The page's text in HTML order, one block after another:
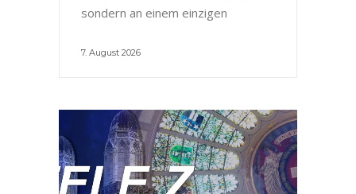
sondern an einem einzigen
7. August 2026